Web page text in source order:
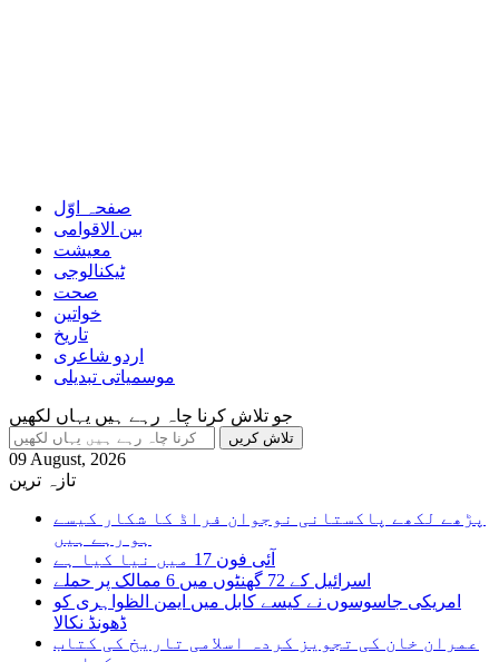
صفحہ اوّل
بین الاقوامی
معیشت
ٹیکنالوجی
صحت
خواتین
تاریخ
اردو شاعری
موسمیاتی تبدیلی
جو تلاش کرنا چاہ رہے ہیں یہاں لکھیں
09 August, 2026
تازہ ترین
پڑھے لکھے پاکستانی نوجوان فراڈ کا شکار کیسے
ہو رہے ہیں
آئی فون 17 میں نیا کیا ہے
اسرائیل کے 72 گھنٹوں میں 6 ممالک پر حملے
امریکی جاسوسوں نے کیسے کابل میں ایمن الظواہری کو
ڈھونڈ نکالا
عمران خان کی تجویز کردہ اسلامی تاریخ کی کتاب